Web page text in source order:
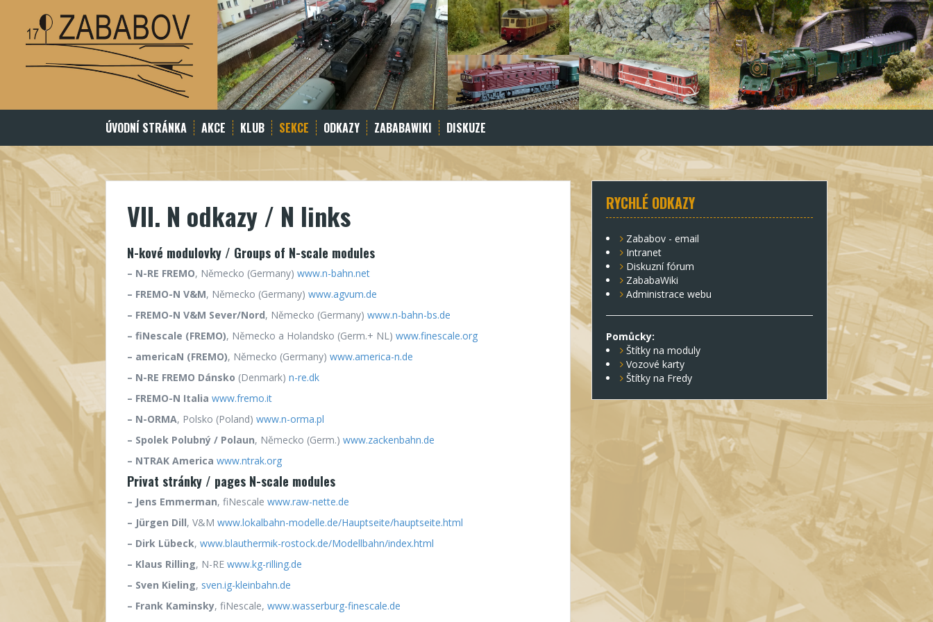
content
ÚVODNÍ STRÁNKA AKCE KLUB SEKCE ODKAZY ZABABAWIKI DISKUZE
VII. N odkazy / N links
N-kové modulovky / Groups of N-scale modules
– N-RE FREMO, Německo (Germany) www.n-bahn.net
– FREMO-N V&M, Německo (Germany) www.agvum.de
– FREMO-N V&M Sever/Nord, Německo (Germany) www.n-bahn-bs.de
– fiNescale (FREMO), Německo a Holandsko (Germ.+ NL) www.finescale.org
– americaN (FREMO), Německo (Germany) www.america-n.de
– N-RE FREMO Dánsko (Denmark) n-re.dk
– FREMO-N Italia www.fremo.it
– N-ORMA, Polsko (Poland) www.n-orma.pl
– Spolek Polubný / Polaun, Německo (Germ.) www.zackenbahn.de
– NTRAK America www.ntrak.org
Privat stránky / pages N-scale modules
– Jens Emmerman, fiNescale www.raw-nette.de
– Jürgen Dill, V&M www.lokalbahn-modelle.de/Hauptseite/hauptseite.html
– Dirk Lübeck, www.blauthermik-rostock.de/Modellbahn/index.html
– Klaus Rilling, N-RE www.kg-rilling.de
– Sven Kieling, sven.ig-kleinbahn.de
– Frank Kaminsky, fiNescale, www.wasserburg-finescale.de
RYCHLÉ ODKAZY
Zababov - email
Intranet
Diskuzní fórum
ZababaWiki
Administrace webu
Pomůcky:
Štítky na moduly
Vozové karty
Štítky na Fredy